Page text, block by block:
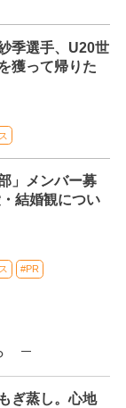
季選手、U20世
獲って帰りた
」メンバー募
結婚観につい
#PR
ぎ蒸し。心地